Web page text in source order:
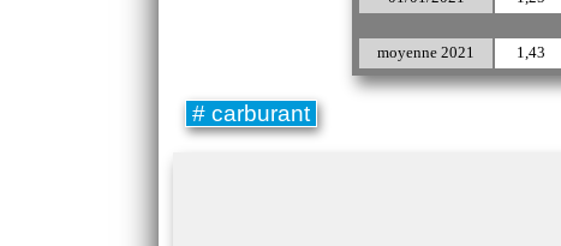
moyenne 2021 1,43
# carburant